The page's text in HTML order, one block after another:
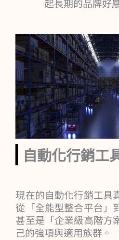
起長期的品牌好
自動化行銷工
現在的自動化行銷工具
從「全能型整合平台」
甚至是「企業級高階方
己的強項與適用族群。